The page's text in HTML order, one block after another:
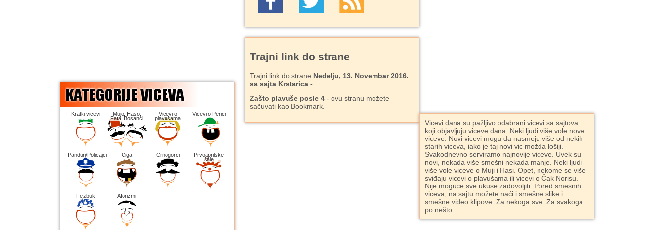
Trajni link do strane
Trajni link do strane Nedelju, 13. Novembar 2016.
sa sajta Krstarica -
Zašto plavuše posle 4 - ovu stranu možete
sačuvati kao Bookmark.
Vicevi dana su pažljivo odabrani vicevi sa sajtova
koji objavljuju viceve dana. Neki ljudi više vole nove
viceve. Novi vicevi mogu da nasmeju više od nekih
starih viceva, iako je taj novi vic možda lošiji.
Svakodnevno serviramo najnovije viceve. Uvek su
novi, nekada više smešni nekada manje. Neki ljudi
više vole viceve o Muji i Hasi. Opet, nekome se više
sviđaju vicevi o plavušama ili vicevi o Čak Norisu.
Nije moguće sve ukuse zadovoljiti. Pored smešnih
viceva, na sajtu možete naći i smešne slike i
smešne video klipove. Za nekoga sve. Za svakoga
po nešto.
Kratki vicevi Mujo, Haso,
Fata, Bosanci
Vicevi o
plavušama
Vicevi o Perici
Panduri/Policajci Ciga Crnogorci Prvoaprilske
šale
Fejzbuk Aforizmi